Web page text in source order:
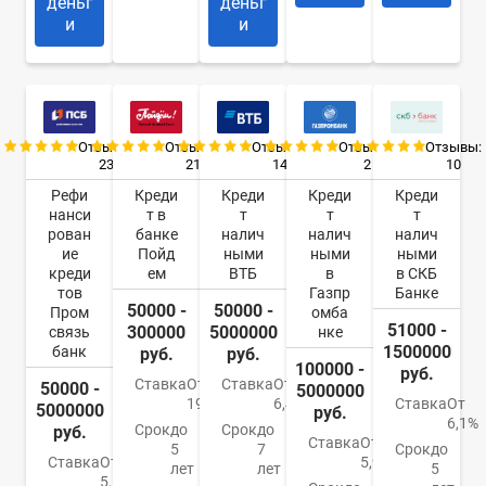
и
и
Отзывы:
23
Рефи
нанси
рован
ие
креди
тов
Пром
связь
банк
50000 -
5000000
руб.
СтавкаОт
5,5%
Отзывы:
21
Креди
т в
банке
Пойд
ем
50000 -
300000
руб.
СтавкаОт
19,8%
Срокдо
5
лет
Отзывы:
14
Креди
т
налич
ными
ВТБ
50000 -
5000000
руб.
СтавкаОт
6,4%
Срокдо
7
лет
Отзывы:
2
Креди
т
налич
ными
в
Газпр
омба
нке
100000 -
5000000
руб.
СтавкаОт
5,9%
Отзывы:
10
Креди
т
налич
ными
в СКБ
Банке
51000 -
1500000
руб.
СтавкаОт
6,1%
Срокдо
5